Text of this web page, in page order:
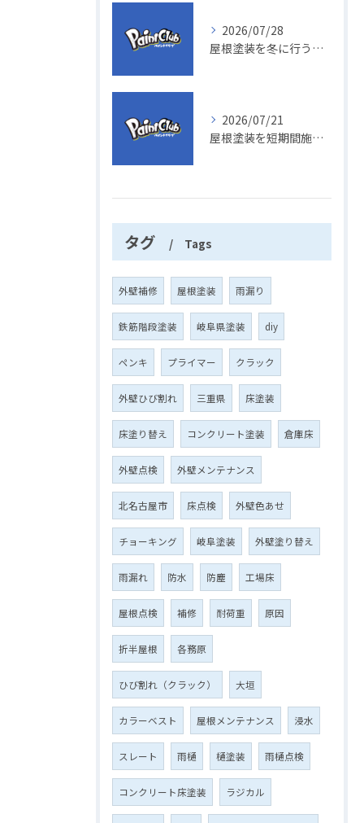
2026/07/28
屋根塗装を冬に行う際の判断ポイントと岐阜県岐阜市山県岩中での費用相場と注意点
2026/07/21
屋根塗装を短期間施工で成功させるための正しい工程と品質確保のポイント
タグ Tags
外壁補修 屋根塗装 雨漏り
鉄筋階段塗装 岐阜県塗装 diy
ペンキ プライマー クラック
外壁ひび割れ 三重県 床塗装
床塗り替え コンクリート塗装 倉庫床
外壁点検 外壁メンテナンス
北名古屋市 床点検 外壁色あせ
チョーキング 岐阜塗装 外壁塗り替え
雨漏れ 防水 防塵 工場床
屋根点検 補修 耐荷重 原因
折半屋根 各務原
ひび割れ（クラック） 大垣
カラーベスト 屋根メンテナンス 浸水
スレート 雨樋 樋塗装 雨樋点検
コンクリート床塗装 ラジカル